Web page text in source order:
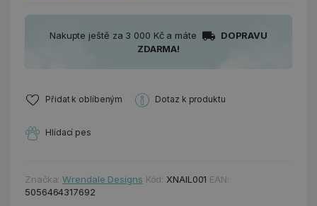
Nakupte ještě za 3 000 Kč a máte
DOPRAVU
ZDARMA!
Přidat k oblíbeným Dotaz k produktu
Hlídací pes
Značka:Wrendale Designs Kód: XNAIL001 EAN:
5056464317692